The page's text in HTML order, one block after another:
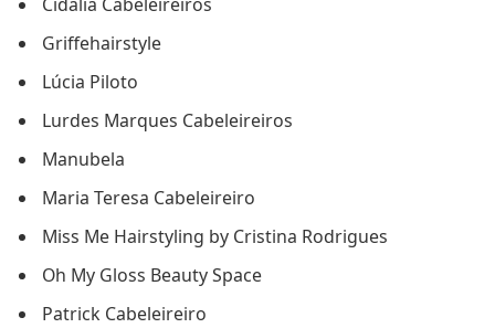
Cidália Cabeleireiros
Griffehairstyle
Lúcia Piloto
Lurdes Marques Cabeleireiros
Manubela
Maria Teresa Cabeleireiro
Miss Me Hairstyling by Cristina Rodrigues
Oh My Gloss Beauty Space
Patrick Cabeleireiro